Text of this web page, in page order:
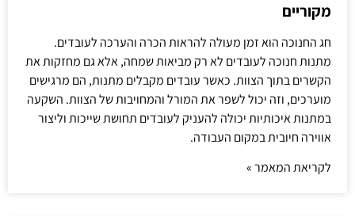
מקוריים
חג החנוכה הוא זמן מעולה להראות הכרה והערכה לעובדים.
מתנות חנוכה לעובדים לא רק מביאות שמחה, אלא גם מחזקות את
הקשרים בתוך הצוות. כאשר עובדים מקבלים מתנות, הם מרגישים
מוערכים, וזה יכול לשפר את המורל והמחויבות של הצוות. השקעה
במתנות איכותיות יכולה להעניק לעובדים תחושת שייכות וליצור
אווירה חיובית במקום העבודה.
לקריאת המאמר »